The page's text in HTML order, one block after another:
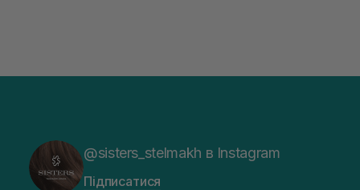
@sisters_stelmakh в Instagram
Підписатися